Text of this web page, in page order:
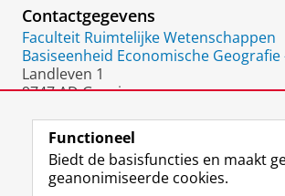
t
l
Contactgegevens
Faculteit Ruimtelijke Wetenschappen
Basiseenheid Economische
Landleven 1
9747 AD Groningen
Functioneel
Biedt de basisfuncties en maakt
geanonimiseerde cookies.